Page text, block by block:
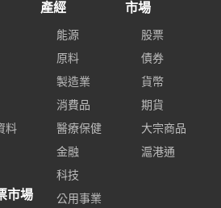
料
市場
產經
能源
原料
製造業
消費品
醫療保健
金融
科技
公用事業
市場
股票
債券
貨幣
期貨
大宗商品
滬港通